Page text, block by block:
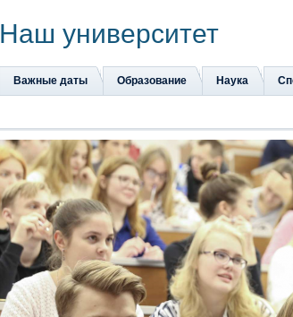
Наш университет
Важные даты Образование Наука